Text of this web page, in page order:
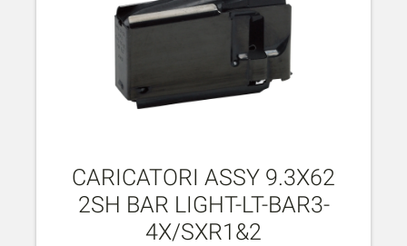
CARICATORI ASSY 9.3X62
2SH BAR LIGHT-LT-BAR3-
4X/SXR1&2